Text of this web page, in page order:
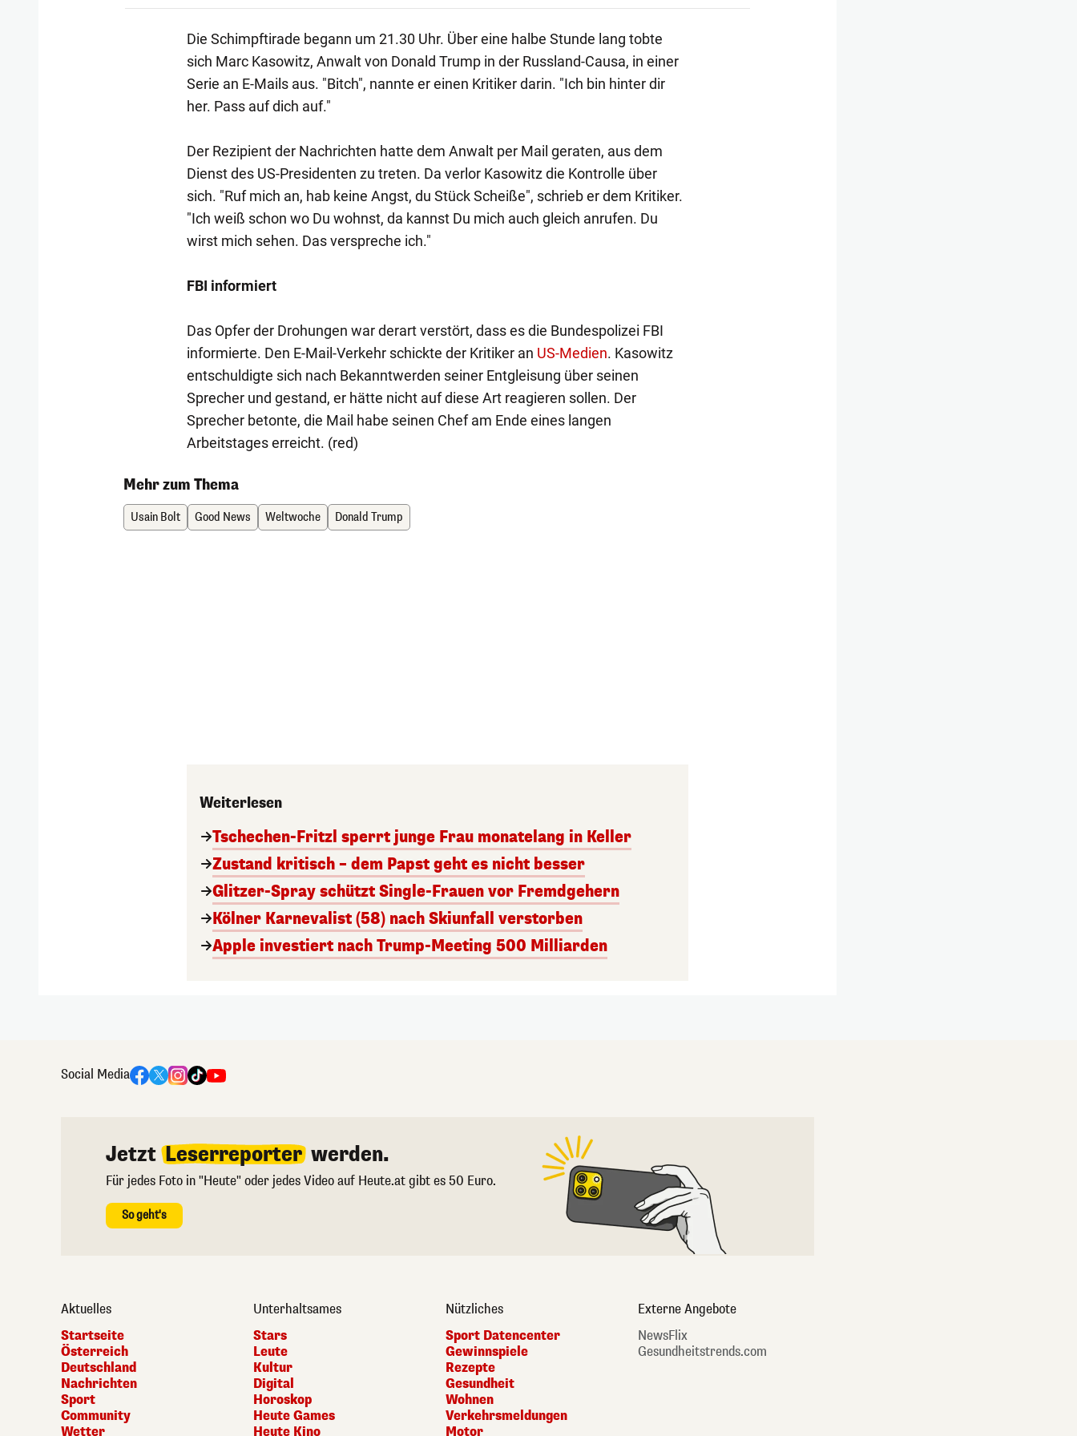
Die Schimpftirade begann um 21.30 Uhr. Über eine halbe Stunde lang tobte
sich Marc Kasowitz, Anwalt von Donald Trump in der Russland-Causa, in einer
Serie an E-Mails aus. "Bitch", nannte er einen Kritiker darin. "Ich bin hinter dir
her. Pass auf dich auf."
Der Rezipient der Nachrichten hatte dem Anwalt per Mail geraten, aus dem
Dienst des US-Presidenten zu treten. Da verlor Kasowitz die Kontrolle über
sich. "Ruf mich an, hab keine Angst, du Stück Scheiße", schrieb er dem Kritiker.
"Ich weiß schon wo Du wohnst, da kannst Du mich auch gleich anrufen. Du
wirst mich sehen. Das verspreche ich."
FBI informiert
Das Opfer der Drohungen war derart verstört, dass es die Bundespolizei FBI
informierte. Den E-Mail-Verkehr schickte der Kritiker an US-Medien. Kasowitz
entschuldigte sich nach Bekanntwerden seiner Entgleisung über seinen
Sprecher und gestand, er hätte nicht auf diese Art reagieren sollen. Der
Sprecher betonte, die Mail habe seinen Chef am Ende eines langen
Arbeitstages erreicht. (red)
Mehr zum Thema
Usain Bolt Good News Weltwoche Donald Trump
Weiterlesen
Tschechen-Fritzl sperrt junge Frau monatelang in Keller
Zustand kritisch – dem Papst geht es nicht besser
Glitzer-Spray schützt Single-Frauen vor Fremdgehern
Kölner Karnevalist (58) nach Skiunfall verstorben
Apple investiert nach Trump-Meeting 500 Milliarden
Social Media
Jetzt Leserreporter werden.
Für jedes Foto in "Heute" oder jedes Video auf Heute.at gibt es 50 Euro.
So geht's
Aktuelles
Startseite
Österreich
Deutschland
Nachrichten
Sport
Community
Wetter
Unterhaltsames
Stars
Leute
Kultur
Digital
Horoskop
Heute Games
Heute Kino
Nützliches
Sport Datencenter
Gewinnspiele
Rezepte
Gesundheit
Wohnen
Verkehrsmeldungen
Motor
Externe Angebote
NewsFlix
Gesundheitstrends.com